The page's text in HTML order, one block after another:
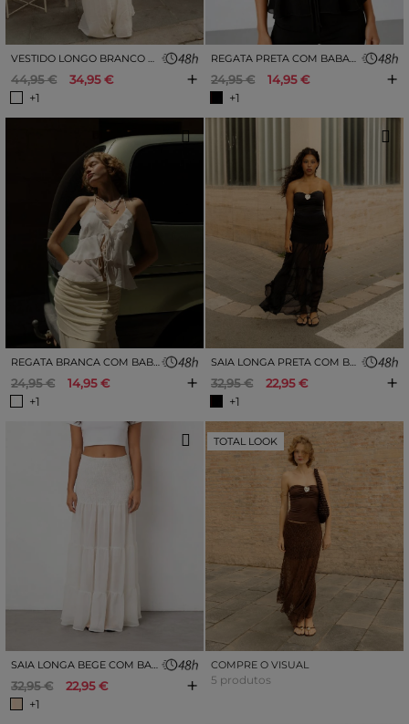
VESTIDO LONGO BRANCO COM PADRÃO FRANZIDO
44,95 €
34,95 €
+1
+
REGATA PRETA COM BABADOS
24,95 €
14,95 €
+1
+
24,95 €
14,95 €
+1
+ 32,95 €
22,95 €
+1
+
SAIA LONGA BEGE COM BABADOS
32,95 €
22,95 €
+1
+
TOTAL LOOK
COMPRE O VISUAL
5 produtos